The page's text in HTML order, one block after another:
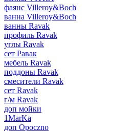
фаянс Villeroy&Boch
ванна Villeroy&Boch
ванны Ravak
профиль Ravak
углы Ravak
сет Равак
мебель Ravak
поддоны Ravak
смесители Ravak
сет Ravak
г/м Ravak
доп мойки
1MarKa
доп Opoczno